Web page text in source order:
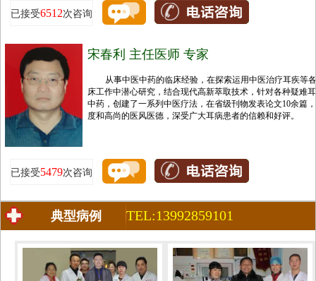
已接受6512次咨询
宋春利 主任医师 专家
从事中医中药的临床经验，在探索运用中医治疗耳疾等
床工作中潜心研究，结合现代高新萃取技术，针对各种疑难
中药，创建了一系列中医疗法，在省级刊物发表论文10余篇
度和高尚的医风医德，深受广大耳病患者的信赖和好评。
已接受5479次咨询
典型病例 TEL:13992859101